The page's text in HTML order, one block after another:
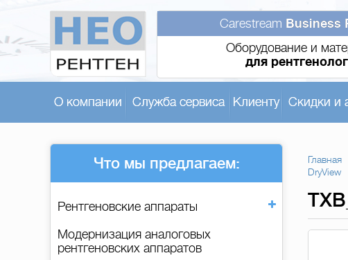
Carestream Business
Оборудование и
для
О компании Служба сервиса Клиенту Скидки и
Что мы предлагаем:
Рентгеновские аппараты
Модернизация аналоговых
рентгеновских аппаратов
Главная
DryView